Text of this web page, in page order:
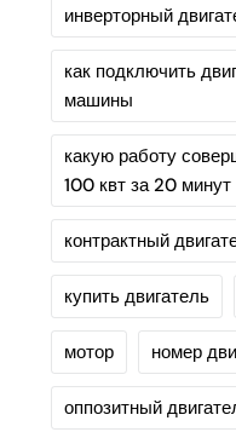
инверторный
как подключить
машины
какую работу
100 квт за 20 минут
контрактный
купить двигатель
мотор номер
оппозитный